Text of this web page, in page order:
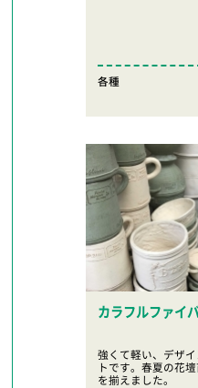
各種
カラフルファイ
強くて軽い、デザ
トです。春夏の花
を揃えました。